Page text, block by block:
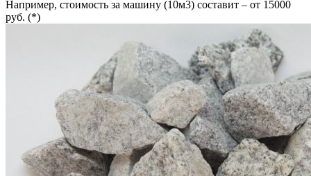
Например, стоимость за машину (10м3) составит – от 15000
руб. (*)